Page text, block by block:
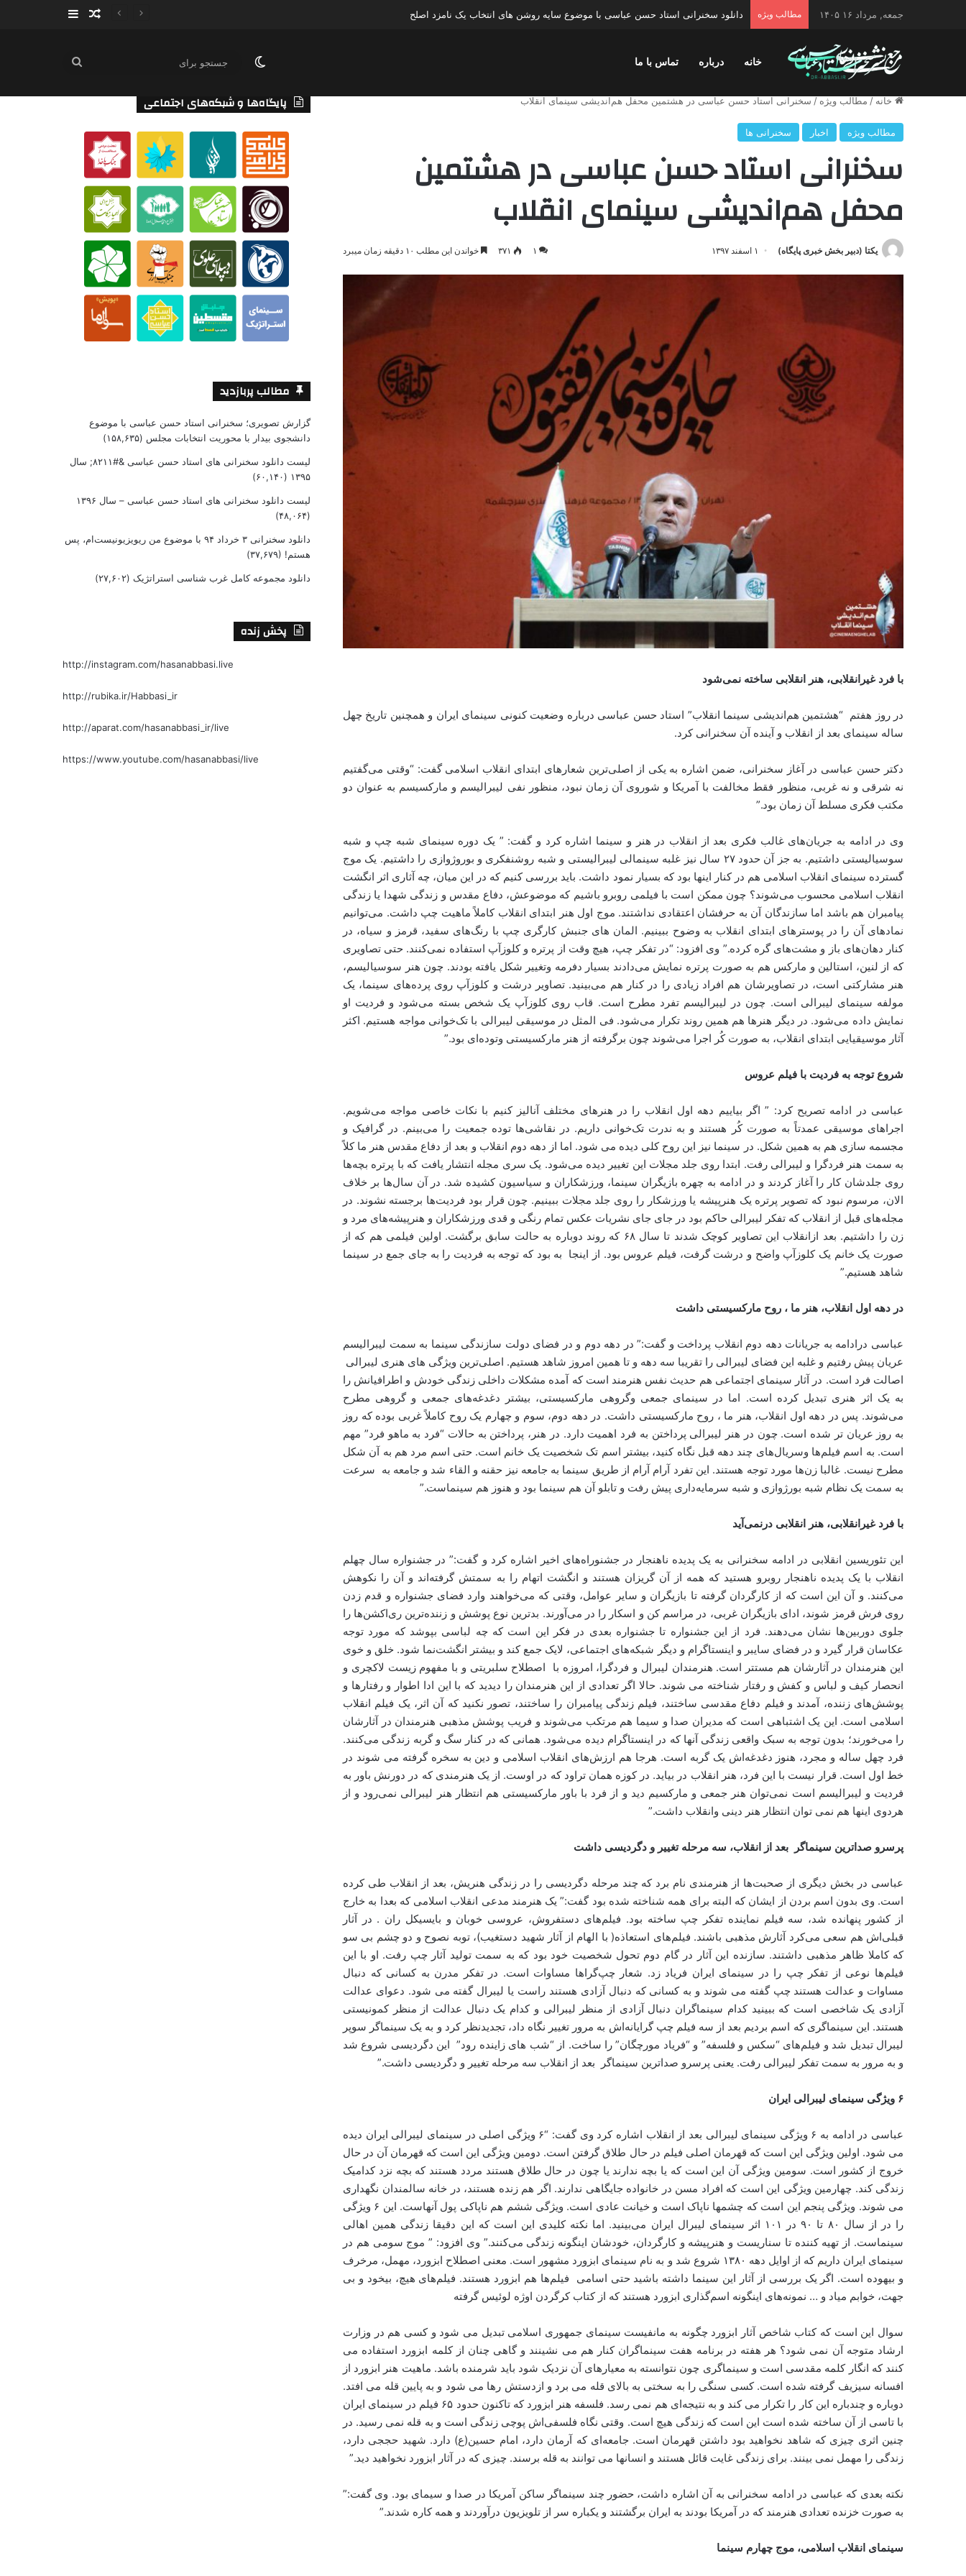
جمعه, مرداد ۱۶ ۱۴۰۵ مطالب ویژه دانلود سخنرانی استاد حسن عباسی با موضوع چهار انتخاب ۱۴۰۰ نوشته تصادفی
سایدبار
خانه درباره تماس با ما تغییر پوسته
جستجو
خانه / مطالب ویژه / سخنرانی استاد حسن عباسی در هشتمین محفل هم‌اندیشی سینمای انقلاب
مطالب ویژه اخبار سخنرانی ها
سخنرانی استاد حسن عباسی در هشتمین
محفل هم‌اندیشی سینمای انقلاب
یکتا (دبیر بخش خبری پایگاه) ۱ اسفند ۱۳۹۷ ۱ ۳۷۱ خواندن این مطلب ۱۰ دقیقه زمان میبرد
با فرد غیرانقلابی، هنر انقلابی ساخته نمی‌شود
در روز هفتم “هشتمین هم‌اندیشی سینما انقلاب” استاد حسن عباسی درباره وضعیت کنونی سینمای ایران و همچنین تاریخ چهل
ساله سینمای بعد از انقلاب و آینده آن سخنرانی کرد.
دکتر حسن عباسی در آغاز سخنرانی، ضمن اشاره به یکی از اصلی‌ترین شعارهای ابتدای انقلاب اسلامی گفت: “وقتی می‌گفتیم
نه شرقی و نه غربی، منظور فقط مخالفت با آمریکا و شوروی آن زمان نبود، منظور نفی لیبرالیسم و مارکسیسم به عنوان دو
مکتب فکری مسلط آن زمان بود.”
وی در ادامه به جریان‌های غالب فکری بعد از انقلاب در هنر و سینما اشاره کرد و گفت: ” یک دوره سینمای شبه چپ و شبه
سوسیالیستی داشتیم. به جز آن حدود ۲۷ سال نیز غلبه سینمالی لیبرالیستی و شبه روشنفکری و بوروژوازی را داشتیم. یک موج
گسترده سینمای انقلاب اسلامی هم در کنار اینها بود که بسیار نمود داشت. باید بررسی کنیم که در این میان، چه آثاری اثر انگشت
انقلاب اسلامی محسوب می‌شوند؟ چون ممکن است با فیلمی روبرو باشیم که موضوعش، دفاع مقدس و زندگی شهدا یا زندگی
پیامبران هم باشد اما سازندگان آن به حرفشان اعتقادی نداشتند. موج اول هنر ابتدای انقلاب کاملاً ماهیت چپ داشت. می‌توانیم
نمادهای آن را در پوسترهای ابتدای انقلاب به وضوح ببینیم. المان های جنبش کارگری چپ با رنگ‌های سفید، قرمز و سیاه، در
کنار دهان‌های باز و مشت‌های گره کرده.” وی افزود: “در تفکر چپ، هیچ وقت از پرتره و کلوزآپ استفاده نمی‌کنند. حتی تصاویری
که از لنین، استالین و مارکس هم به صورت پرتره نمایش می‌دادند بسیار دفرمه وتغییر شکل یافته بودند. چون هنر سوسیالیسم،
هنر مشارکتی است، در تصاویرشان هم افراد زیادی را در کنار هم می‌بینید. تصاویر درشت و کلوزآپ روی پرده‌های سینما، یک
مولفه سینمای لیبرالی است. چون در لیبرالیسم تفرد مطرح است. قاب روی کلوزآپ یک شخص بسته می‌شود و فردیت او
نمایش داده می‌شود. در دیگر هنرها هم همین روند تکرار می‌شود. فی المثل در موسیقی لیبرالی با تک‌خوانی مواجه هستیم. اکثر
آثار موسیقیایی ابتدای انقلاب، به صورت کُر اجرا می‌شوند چون برگرفته از هنر مارکسیستی وتوده‌ای بود.”
شروع توجه به فردیت با فیلم عروس
عباسی در ادامه تصریح کرد: ” اگر بیاییم دهه اول انقلاب را در هنرهای مختلف آنالیز کنیم با نکات خاصی مواجه می‌شویم.
اجراهای موسیقی عمدتاً به صورت کُر هستند و به ندرت تک‌خوانی داریم. در نقاشی‌ها توده جمعیت را می‌بینم. در گرافیک و
مجسمه سازی هم به همین شکل. در سینما نیز این روح کلی دیده می شود. اما از دهه دوم انقلاب و بعد از دفاع مقدس هنر ما کلاً
به سمت هنر فردگرا و لیبرالی رفت. ابتدا روی جلد مجلات این تغییر دیده می‌شود. یک سری مجله انتشار یافت که با پرتره بچه‌ها
روی جلدشان کار را آغاز کردند و در ادامه به چهره بازیگران سینما، ورزشکاران و سیاسیون کشیده شد. در آن سال‌ها بر خلاف
الان، مرسوم نبود که تصویر پرتره یک هنرپیشه یا ورزشکار را روی جلد مجلات ببینیم. چون قرار بود فردیت‌ها برجسته نشوند. در
مجله‌های قبل از انقلاب که تفکر لیبرالی حاکم بود در جای جای نشریات عکس تمام رنگی و قدی ورزشکاران و هنرپیشه‌های مرد و
زن را داشتیم. بعد ازانقلاب این تصاویر کوچک شدند تا سال ۶۸ که روند دوباره به حالت سابق برگشت. اولین فیلمی هم که از
صورت یک خانم یک کلوزآپ واضح و درشت گرفت، فیلم عروس بود. از اینجا به بود که توجه به فردیت را به جای جمع در سینما
شاهد هستیم.”
در دهه اول انقلاب، هنر ما ، روح مارکسیستی داشت
عباسی درادامه به جریانات دهه دوم انقلاب پرداخت و گفت:” در دهه دوم و در فضای دولت سازندگی سینما به سمت لیبرالیسم
عریان پیش رفتیم و غلبه این فضای لیبرالی را تقریبا سه دهه و تا همین امروز شاهد هستیم. اصلی‌ترین ویژگی های هنری لیبرالی
اصالت فرد است. در آثار سینمای اجتماعی هم حدیث نفس هنرمند است که آمده مشکلات داخلی زندگی خودش و اطرافیانش را
به یک اثر هنری تبدیل کرده است. اما در سینمای جمعی وگروهی مارکسیستی، بیشتر دغدغه‌های جمعی و گروهی مطرح
می‌شوند. پس در دهه اول انقلاب، هنر ما ، روح مارکسیستی داشت. در دهه دوم، سوم و چهارم یک روح کاملاً غربی بوده که روز
به روز عریان تر شده است. چون در هنر لیبرالی پرداختن به فرد اهمیت دارد. در هنر، پرداختن به حالات “فرد به ماهو فرد” مهم
است. به اسم فیلم‌ها وسریال‌های چند دهه قبل نگاه کنید، بیشتر اسم تک شخصیت یک خانم است. حتی اسم مرد هم به آن شکل
مطرح نیست. غالبا زن‌ها مورد توجه هستند. این تفرد آرام آرام از طریق سینما به جامعه نیز حقنه و القاء شد و جامعه به سرعت
به سمت یک نظام شبه بورژوازی و شبه سرمایه‌داری پیش رفت و تابلو آن هم سینما بود و هنوز هم سینماست.”
با فرد غیرانقلابی، هنر انقلابی درنمی‌آید
این تئوریسین انقلابی در ادامه سخنرانی به یک پدیده ناهنجار در جشنوراه‌های اخیر اشاره کرد و گفت:” در جشنواره سال چهلم
انقلاب با یک پدیده ناهنجار روبرو هستید که همه از آن گریزان هستند و انگشت اتهام را به سمتش گرفته‌اند و آن را نکوهش
می‌کنند. و آن این است که از کارگردان گرفته تا بازیگران و سایر عوامل، وقتی که می‌خواهند وارد فضای جشنواره و قدم زدن
روی فرش قرمز شوند، ادای بازیگران غربی، در مراسم کن و اسکار را در می‌آورند. بدترین نوع پوشش و زننده‌ترین ری‌اکشن‌ها را
جلوی دوربین‌ها نشان می‌دهند. فرد از این جشنواره تا جشنواره بعدی در فکر این است که چه لباسی بپوشد که مورد توجه
عکاسان قرار گیرد و در فضای سایبر و اینستاگرام و دیگر شبکه‌های اجتماعی، لایک جمع کند و بیشتر انگشت‌نما شود. خلق و خوی
این هنرمندان در آثارشان هم مستتر است. هنرمندان لیبرال و فردگرا، امروزه با اصطلاح سلبریتی و با مفهوم زیست لاکچری و
انحصار کیف و لباس و کفش و رفتار شناخته می شوند. حالا اگر تعدادی از این هنرمندان را دیدید که با این ادا اطوار و رفتارها و
پوشش‌های زننده، آمدند و فیلم دفاع مقدسی ساختند، فیلم زندگی پیامبران را ساختند، تصور نکنید که آن اثر، یک فیلم انقلاب
اسلامی است. این یک اشتباهی است که مدیران صدا و سیما هم مرتکب می‌شوند و فریب پوشش مذهبی هنرمندان در آثارشان
را می‌خورند؛ بدون توجه به سبک واقعی زندگی آنها که در اینستاگرام دیده می‌شود. همانی که در کنار سگ و گربه زندگی می‌کنند.
فرد چهل ساله و مجرد، هنوز دغدغه‌اش یک گربه است. هرجا هم ارزش‌های انقلاب اسلامی و دین به سخره گرفته می شوند در
خط اول است. قرار نیست با این فرد، هنر انقلاب در بیاید. در کوزه همان تراود که در اوست. از یک هنرمندی که در دورنش باور به
فردیت و لیبرالیسم است نمی‌توان هنر جمعی و مارکسیم دید و از فرد با باور مارکسیستی هم انتظار هنر لیبرالی نمی‌رود و از
هردوی اینها هم نمی توان انتظار هنر دینی وانقلاب داشت.”
پرسرو صداترین سینماگر بعد از انقلاب، سه مرحله تغییر و دگردیسی داشت
عباسی در بخش دیگری از صحبت‌ها از هنرمندی نام برد که چند مرحله دگردیسی را در زندگی هنریش، بعد از انقلاب طی کرده
است. وی بدون اسم بردن از ایشان که البته برای همه شناخته شده بود گفت:” یک هنرمند مدعی انقلاب اسلامی که بعدا به خارج
از کشور پنهانده شد، سه فیلم نماینده تفکر چپ ساخته بود. فیلم‌های دستفروش، عروسی خوبان و بایسیکل ران . در آثار
قبلی‌اش هم سعی می‌کرد آثارش مذهبی باشند. فیلم‌های استعاذه( با الهام از آثار شهید دستغیب)، توبه نصوح و دو چشم بی سو
که کاملا ظاهر مذهبی داشتند. سازنده این آثار در گام دوم تحول شخصیت خود بود که به سمت تولید آثار چپ رفت. او با این
فیلم‌ها نوعی از تفکر چپ را در سینمای ایران فریاد زد. شعار چپ‌گراها مساوات است. در تفکر مدرن به کسانی که دنبال
مساوات و عدالت هستند چپ گفته می شوند و به کسانی که دنبال آزادی هستند راست یا لیبرال گفته می شود. دعوای عدالت
آزادی یک شاخصی است که ببینید کدام سینماگران دنبال آزادی از منظر لیبرالی و کدام یک دنبال عدالت از منظر کمونیستی
هستند. این سینماگری که اسم بردیم بعد از سه فیلم چپ گرایانه‌اش به مرور تغییر نگاه داد، تجدیدنظر کرد و به یک سینماگر سوپر
لیبرال تبدیل شد و فیلم‌های “سکس و فلسفه” و “فریاد مورچگان” را ساخت. از “شب های زاینده رود” این دگردیسی شروع شد
و به مرور به سمت تفکر لیبرالی رفت. یعنی پرسرو صداترین سینماگر بعد از انقلاب سه مرحله تغییر و دگردیسی داشت.”
۶ ویژگی سینمای لیبرالی ایران
عباسی در ادامه به ۶ ویژگی سینمای لیبرالی بعد از انقلاب اشاره کرد وی گفت: “۶ ویژگی اصلی در سینمای لیبرالی ایران دیده
می شود. اولین ویژگی این است که قهرمان اصلی فیلم در حال طلاق گرفتن است. دومین ویژگی این است که قهرمان آن در حال
خروج از کشور است. سومین ویژگی آن این است که یا بچه ندارند یا چون در حال طلاق هستند مردد هستند که بچه نزد کدامیک
زندگی کند. چهارمین ویژگی این است که افراد مسن در خانواده جایگاهی ندارند. اگر هم زنده هستند، در خانه سالمندان نگهداری
می شوند. ویژگی پنجم این است که چشمها ناپاک است و خیانت عادی است. ویژگی ششم هم ناپاکی پول آنهاست. این ۶ ویژگی
را در از سال ۸۰ تا ۹۰ در ۱۰۱ اثر سینمای لیبرال ایران می‌بینید. اما نکته کلیدی این است که این دقیقا زندگی همین اهالی
سینماست. از تهیه کننده تا سناریست و هنرپیشه و کارگردان، خودشان اینگونه زندگی می‌کنند.” وی افزود: ” موج سومی هم در
سینمای ایران داریم که از اوایل دهه ۱۳۸۰ شروع شد و به نام سینمای ابزورد مشهور است. معنی اصطلاح ابزورد، مهمل، مرخرف
و بیهوده است. اگر یک بررسی از آثار این سینما داشته باشید حتی اسامی فیلم‌ها هم ابزورد هستند. فیلم‌های هیچ، بیخود و بی
جهت، خوابم میاد و … نمونه‌های اینگونه اسم‌گذاری ابزورد هستند که از کتاب کرگردن اوژه لوئیس گرفته
سوال این است که کتاب شاخص آثار ابزورد چگونه به مانفیست سینمای جمهوری اسلامی تبدیل می شود و کسی هم در وزارت
ارشاد متوجه آن نمی شود؟ هر هفته در برنامه هفت سینماگران کنار هم می نشینند و گاهی چنان از کلمه ابزورد استفاده می
کنند که انگار کلمه مقدسی است و سینماگری چون نتوانسته به معیارهای آن نزدیک شود باید شرمنده باشد. ماهیت هنر ابزورد از
افسانه سیزیف گرفته شده است. کسی سنگی را به سختی به بالای قله می برد و ازدستش رها می شود و به پایین قله می افتد.
دوباره و چندباره این کار را تکرار می کند و به نتیجه‌ای هم نمی رسد. فلسفه هنر ابزورد که تاکنون حدود ۶۵ فیلم در سینمای ایران
با تاسی از آن ساخته شده است این است که زندگی هیچ است. وقتی نگاه فلسفی‌اش پوچی زندگی است و به قله نمی رسید. در
چنین اثری چیزی که شاهد نخواهید بود داشتن قهرمان است. جامعه‌ای که آرمان دارد، امام حسین(ع) دارد. شهید حججی دارد،
زندگی را مهمل نمی بینند. برای زندگی غایت قائل هستند و انسانها می توانند به قله برسند. چیزی که در آثار ابزورد نخواهید دید.”
نکته بعدی که عباسی در ادامه سخنرانی به آن اشاره داشت، حضور چند سینماگر ساکن آمریکا در صدا و سیمای بود. وی گفت:”
به صورت خزنده تعدادی هنرمند که در آمریکا بودند به ایران برگشتند و یکباره سر از تلویزیون درآوردند و همه کاره شدند.”
سینمای انقلاب اسلامی، موج چهارم سینما
پایگاه‌ها و شبکه‌های اجتماعی
مطالب پربازدید
گزارش تصویری؛ سخنرانی استاد حسن عباسی با موضوع
دانشجوی بیدار با محوریت انتخابات مجلس (۱۵۸,۶۳۵)
لیست دانلود سخنرانی های استاد حسن عباسی &#۸۲۱۱; سال
۱۳۹۵ (۶۰,۱۴۰)
لیست دانلود سخنرانی های استاد حسن عباسی – سال ۱۳۹۶
(۴۸,۰۶۴)
دانلود سخنرانی ۳ خرداد ۹۴ با موضوع من ریویزیونیست‌ام، پس
هستم! (۳۷,۶۷۹)
دانلود مجموعه کامل غرب شناسی استراتژیک (۲۷,۶۰۲)
پخش زنده
http://instagram.com/hasanabbasi.live
http://rubika.ir/Habbasi_ir
http://aparat.com/hasanabbasi_ir/live
https://www.youtube.com/hasanabbasi/live